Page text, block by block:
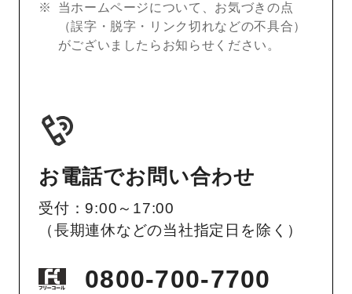
当ホームページについて、お気づきの点
（誤字・脱字・リンク切れなどの不具合）
がございましたらお知らせください。
お電話でお問い合わせ
受付：9:00～17:00
（長期連休などの当社指定日を除く）
0800-700-7700